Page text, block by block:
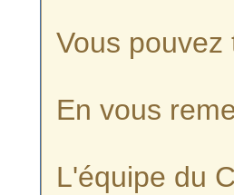
Vous
En vous
L'équipe du